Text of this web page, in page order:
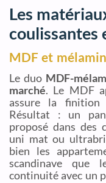
Les
coulissantes
MDF et
Le duo MDF-
marché. Le MDF
assure la finition
Résultat : un
proposé dans des
uni mat ou
bien les
scandinave que
continuité avec un